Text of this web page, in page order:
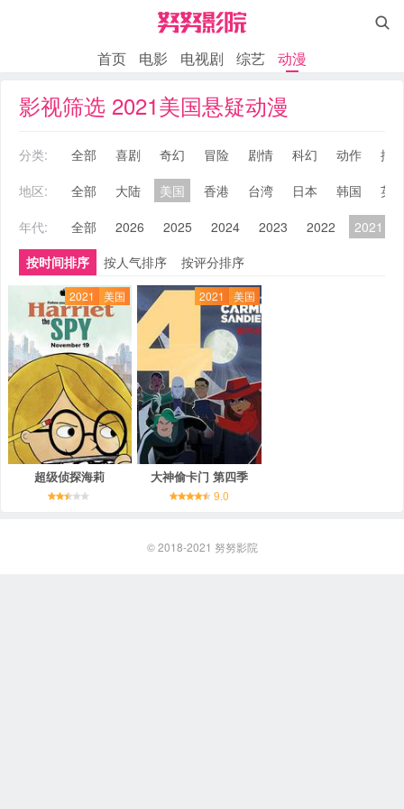

首页 电影 电视剧 综艺 动漫
影视筛选 2021美国悬疑动漫
分类: 全部 喜剧 奇幻 冒险 剧情 科幻 动作
搞
地区:
全部 大陆 美国 香港 台湾 日本 韩国
英
年代:
全部 2026 2025 2024 2023 2022 2021
按时间排序
按人气排序 按评分排序
2021 美国
超级侦探海莉
2021 美国
大神偷卡门 第四季
9.0
© 2018-2021 努努影院